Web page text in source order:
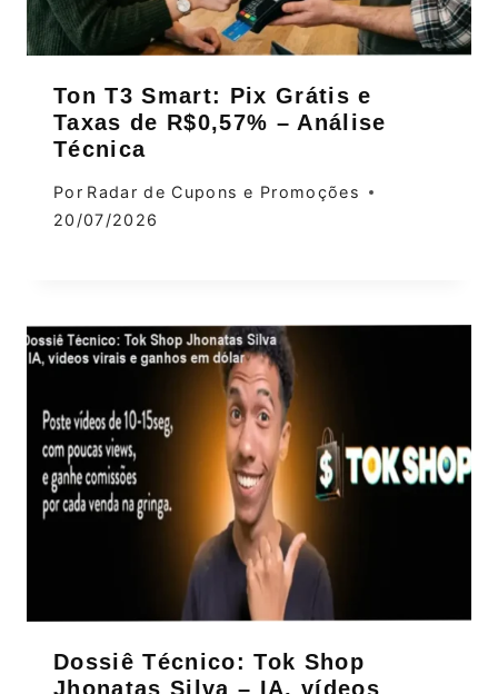
Ton T3 Smart: Pix Grátis e
Taxas de R$0,57% – Análise
Técnica
Por Radar de Cupons e Promoções
20/07/2026
Dossiê Técnico: Tok Shop
Jhonatas Silva – IA, vídeos